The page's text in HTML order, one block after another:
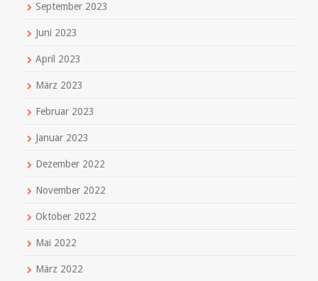
September 2023
Juni 2023
April 2023
März 2023
Februar 2023
Januar 2023
Dezember 2022
November 2022
Oktober 2022
Mai 2022
März 2022